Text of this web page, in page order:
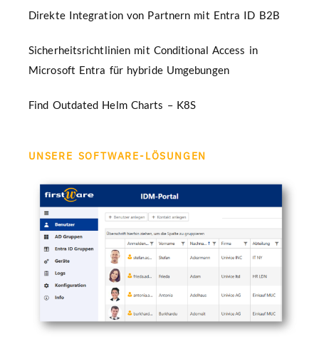
Direkte Integration von Partnern mit Entra ID B2B
Sicherheitsrichtlinien mit Conditional Access in
Microsoft Entra für hybride Umgebungen
Find Outdated Helm Charts – K8S
UNSERE SOFTWARE-LÖSUNGEN